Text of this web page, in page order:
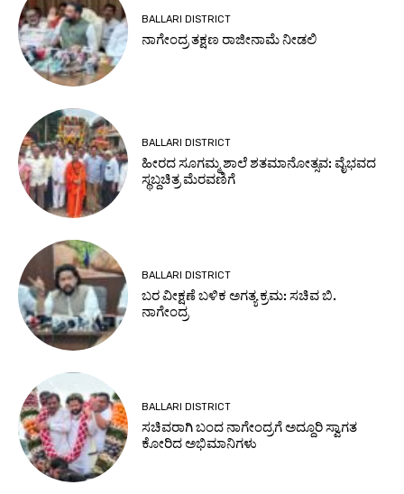
BALLARI DISTRICT
ನಾಗೇಂದ್ರ ತಕ್ಷಣ ರಾಜೀನಾಮೆ ನೀಡಲಿ
BALLARI DISTRICT
ಹೀರದ ಸೂಗಮ್ಮ ಶಾಲೆ ಶತಮಾನೋತ್ಸವ: ವೈಭವದ
ಸ್ಥಬ್ದಚಿತ್ರ ಮೆರವಣಿಗೆ
BALLARI DISTRICT
ಬರ ವೀಕ್ಷಣೆ ಬಳಿಕ ಅಗತ್ಯ ಕ್ರಮ: ಸಚಿವ ಬಿ.
ನಾಗೇಂದ್ರ
BALLARI DISTRICT
ಸಚಿವರಾಗಿ ಬಂದ ನಾಗೇಂದ್ರಗೆ ಅದ್ದೂರಿ ಸ್ವಾಗತ
ಕೋರಿದ ಅಭಿಮಾನಿಗಳು